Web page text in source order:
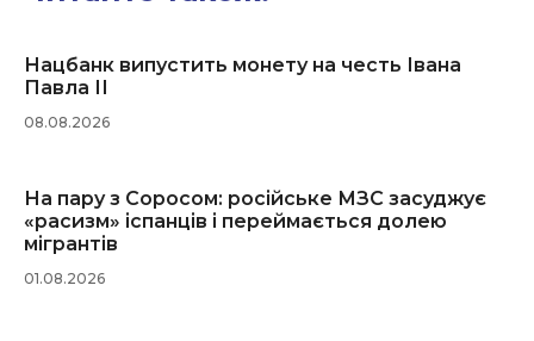
Нацбанк випустить монету на честь Івана
Павла ІІ
08.08.2026
На пару з Соросом: російське МЗС засуджує
«расизм» іспанців і переймається долею
мігрантів
01.08.2026